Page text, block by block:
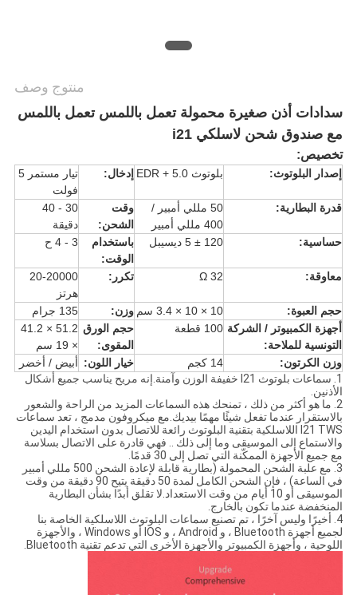
منتوج وصف
سدادات أذن صغيرة محمولة تعمل باللمس تعمل باللمس
مع صندوق شحن لاسلكي i21
تخصيص:
إصدار البلوتوث: بلوتوث 5.0 + EDR إدخال:
تيار مستمر 5
فولت
قدرة البطارية:
50 مللي أمبير /
400 مللي أمبير
وقت
الشحن:
30 - 40
دقيقة
حساسية:
120 ± 5 ديسيبل
باستخدام
الوقت:
3 - 4 ح
معاوقة: 32 Ω تكرر:
20-20000
هرتز
حجم العبوة:
10 × 10 × 3.4 سم وزن:
135 جرام
أجهزة الكمبيوتر / الشركة
التونسية للملاحة:
100 قطعة
حجم الورق
المقوى:
51.2 × 41.2
× 19 سم
وزن الكرتون:
14 كجم خيار اللون: أبيض / أخضر
1. سماعات بلوتوث I21 خفيفة الوزن وآمنة.إنه مريح يناسب جميع أشكال
الأذنين.
2. ما هو أكثر من ذلك ، تمنحك هذه السماعات المزيد من الراحة والشعور
بالاستقرار عندما تفعل شيئًا مهمًا بيديك.مع ميكروفون مدمج ، تعد سماعات
I21 TWS اللاسلكية بتقنية البلوتوث رائعة للاتصال بدون استخدام اليدين
والاستماع إلى الموسيقى وما إلى ذلك .. فهي قادرة على الاتصال بسلاسة
مع جميع الأجهزة الممكّنة التي تصل إلى 30 قدمًا.
3. مع علبة الشحن المحمولة (بطارية قابلة لإعادة الشحن 500 مللي أمبير
في الساعة) ، فإن الشحن الكامل لمدة 50 دقيقة يتيح 90 دقيقة من وقت
الموسيقى أو 10 أيام من وقت الاستعداد.لا تقلق أبدًا بشأن البطارية
المنخفضة عندما تكون بالخارج.
4. أخيرًا وليس آخرًا ، تم تصنيع سماعات البلوتوث اللاسلكية الخاصة بنا
لجميع أجهزة Bluetooth ، و Android ، و IOS أو Windows ، والأجهزة
اللوحية ، وأجهزة الكمبيوتر والأجهزة الأخرى التي تدعم تقنية Bluetooth.